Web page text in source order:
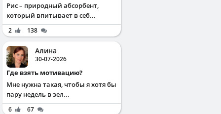
Рис – природный абсорбент,
который впитывает в себ...
2 138
Алина
30-07-2026
Где взять мотивацию?
Мне нужна такая, чтобы я хотя бы
пару недель в зел...
6 67